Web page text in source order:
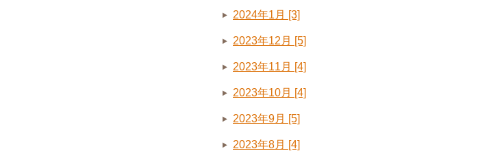
2024年1月 [3]
2023年12月 [5]
2023年11月 [4]
2023年10月 [4]
2023年9月 [5]
2023年8月 [4]